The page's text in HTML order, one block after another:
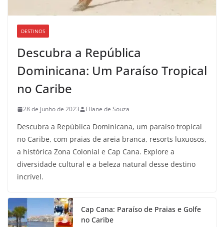
DESTINOS
Descubra a República
Dominicana: Um Paraíso Tropical
no Caribe
28 de junho de 2023 Eliane de Souza
Descubra a República Dominicana, um paraíso tropical
no Caribe, com praias de areia branca, resorts luxuosos,
a histórica Zona Colonial e Cap Cana. Explore a
diversidade cultural e a beleza natural desse destino
incrível.
Cap Cana: Paraíso de Praias e Golfe
no Caribe